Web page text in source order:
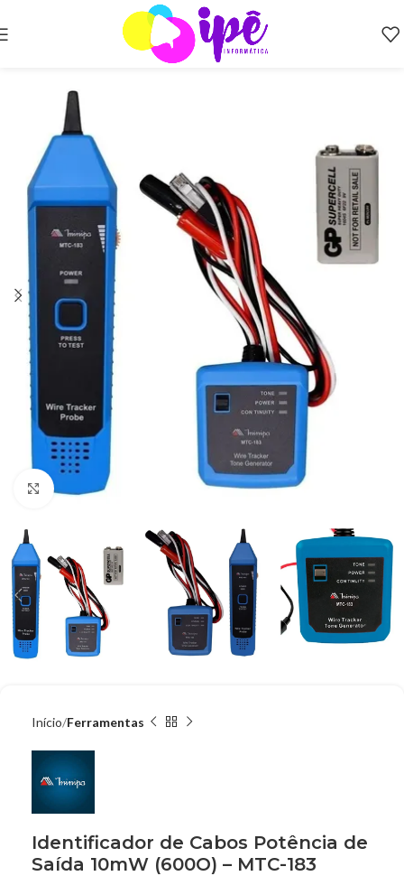
Clique para ampliar
Início Ferramentas
Identificador de Cabos Potência de
Saída 10mW (600O) – MTC-183